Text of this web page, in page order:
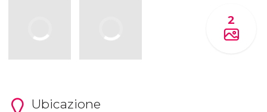
2
Ubicazione